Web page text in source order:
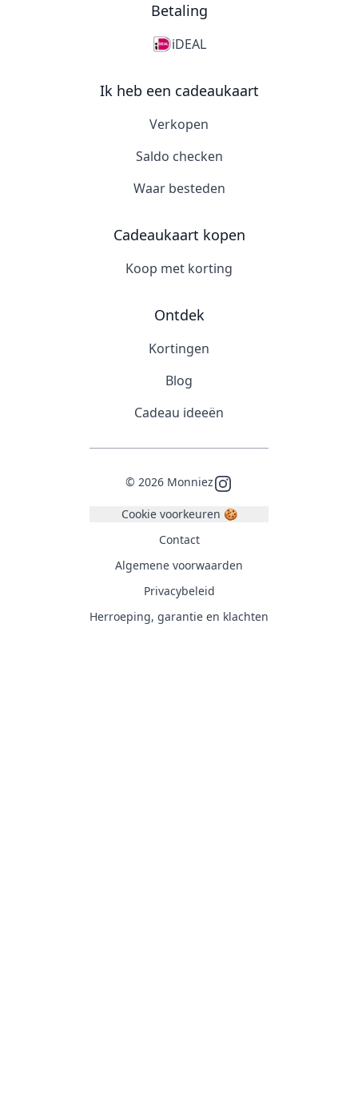
Betaling
iDEAL
Ik heb een cadeaukaart
Verkopen
Saldo checken
Waar besteden
Cadeaukaart kopen
Koop met korting
Ontdek
Kortingen
Blog
Cadeau ideeën
© 2026 MonniezInstagram
Cookie voorkeuren 🍪
Contact
Algemene voorwaarden
Privacybeleid
Herroeping, garantie en klachten